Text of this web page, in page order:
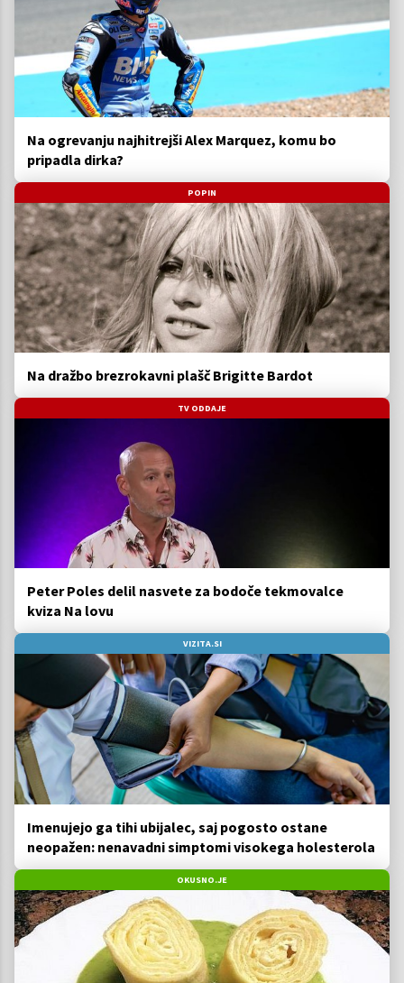
Na ogrevanju najhitrejši Alex Marquez, komu bo
pripadla dirka?
POPIN
Na dražbo brezrokavni plašč Brigitte Bardot
TV ODDAJE
Peter Poles delil nasvete za bodoče tekmovalce
kviza Na lovu
VIZITA.SI
Imenujejo ga tihi ubijalec, saj pogosto ostane
neopažen: nenavadni simptomi visokega holesterola
OKUSNO.JE